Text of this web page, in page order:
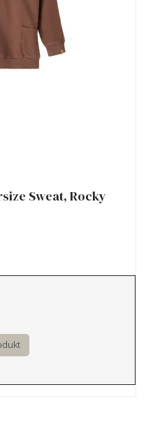
Sweat, Rocky